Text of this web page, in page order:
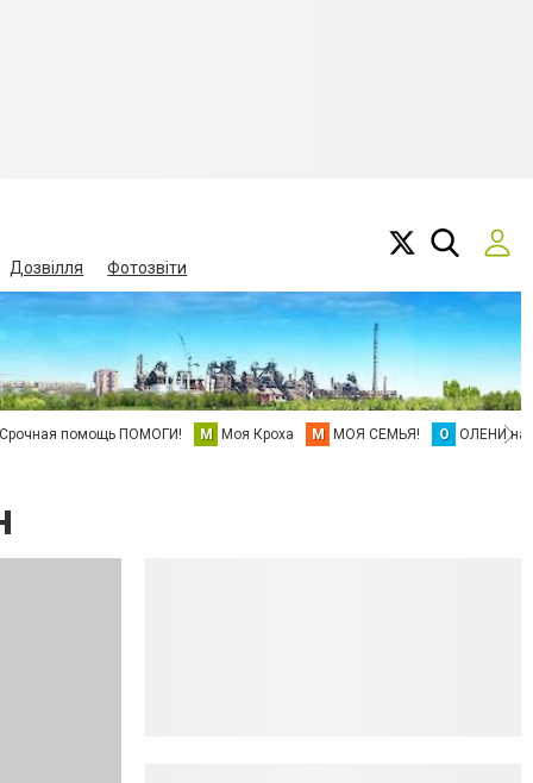
Дозвілля Фотозвіти
Срочная помощь ПОМОГИ! М Моя Кроха М МОЯ СЕМЬЯ! О ОЛЕНИ на